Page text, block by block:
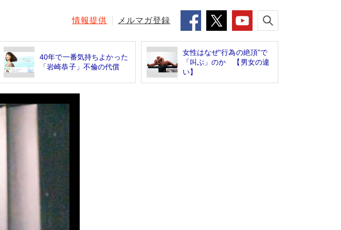
情報提供 メルマガ登録
40年で一番気持ちよかった
「岩崎恭子」不倫の代償
女性はなぜ“行為の絶頂”で
「叫ぶ」のか 【男女の違
い】